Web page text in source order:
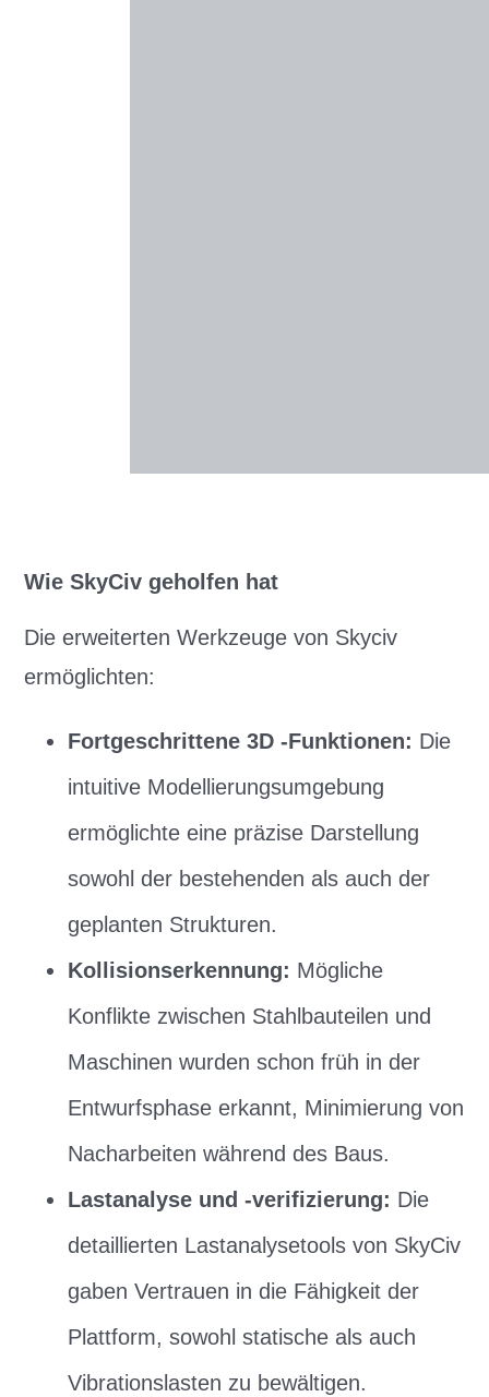
Wie SkyCiv geholfen hat
Die erweiterten Werkzeuge von Skyciv
ermöglichten:
Fortgeschrittene 3D -Funktionen: Die
intuitive Modellierungsumgebung
ermöglichte eine präzise Darstellung
sowohl der bestehenden als auch der
geplanten Strukturen.
Kollisionserkennung: Mögliche
Konflikte zwischen Stahlbauteilen und
Maschinen wurden schon früh in der
Entwurfsphase erkannt, Minimierung von
Nacharbeiten während des Baus.
Lastanalyse und -verifizierung: Die
detaillierten Lastanalysetools von SkyCiv
gaben Vertrauen in die Fähigkeit der
Plattform, sowohl statische als auch
Vibrationslasten zu bewältigen.